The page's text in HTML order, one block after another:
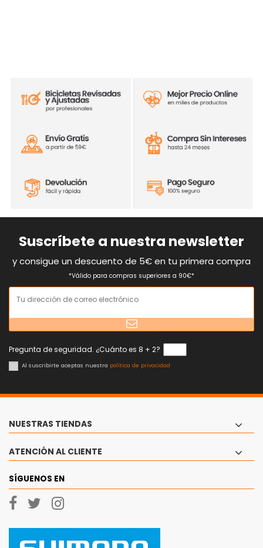
Suscríbete a nuestra newsletter
y consigue un descuento de 5€ en tu primera compra
*Válido para compras superiores a 90€*
Pregunta de seguridad. ¿Cuánto es 8 + 2?
Al suscribirte aceptas nuestra política de privacidad
NUESTRAS TIENDAS
ATENCIÓN AL CLIENTE
SÍGUENOS EN